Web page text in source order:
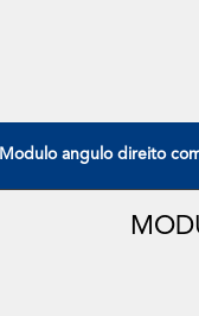
Modulo angulo direito